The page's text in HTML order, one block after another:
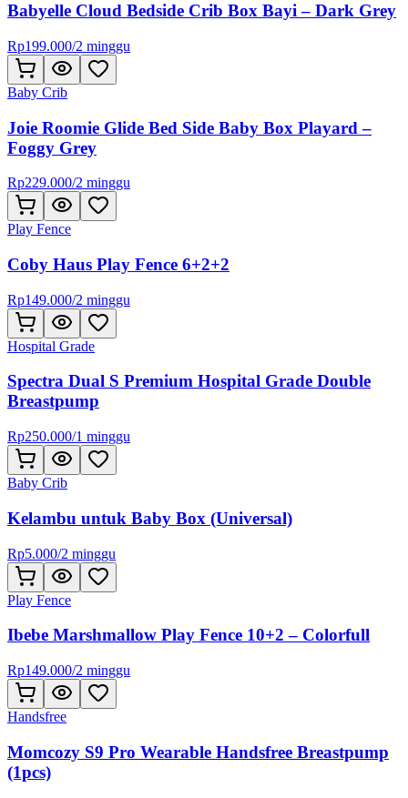
Babyelle Cloud Bedside Crib Box Bayi – Dark Grey
Rp199.000/2 minggu
Baby Crib
Joie Roomie Glide Bed Side Baby Box Playard –
Foggy Grey
Rp229.000/2 minggu
Play Fence
Coby Haus Play Fence 6+2+2
Rp149.000/2 minggu
Hospital Grade
Spectra Dual S Premium Hospital Grade Double
Breastpump
Rp250.000/1 minggu
Baby Crib
Kelambu untuk Baby Box (Universal)
Rp5.000/2 minggu
Play Fence
Ibebe Marshmallow Play Fence 10+2 – Colorfull
Rp149.000/2 minggu
Handsfree
Momcozy S9 Pro Wearable Handsfree Breastpump
(1pcs)